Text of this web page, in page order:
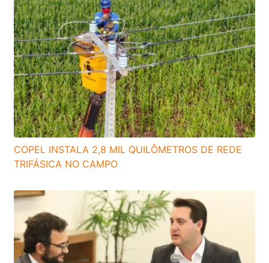
COPEL INSTALA 2,8 MIL QUILÔMETROS DE REDE
TRIFÁSICA NO CAMPO